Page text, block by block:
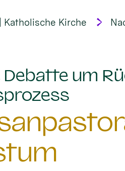
Katholische Kirche
Debatte um